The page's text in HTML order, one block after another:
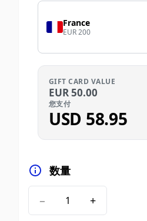
France
EUR 200
GIFT CARD VALUE
EUR50.00
您支付
USD 58.95
数量
− +